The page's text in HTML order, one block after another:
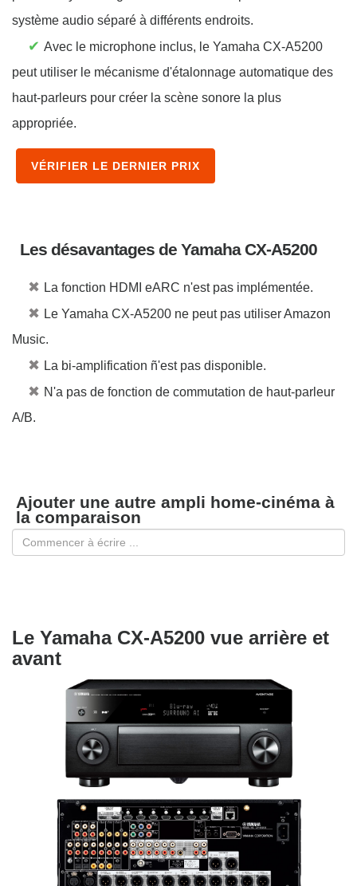
système audio séparé à différents endroits.
✔ Avec le microphone inclus, le Yamaha CX-A5200
peut utiliser le mécanisme d'étalonnage automatique des
haut-parleurs pour créer la scène sonore la plus
appropriée.
VÉRIFIER LE DERNIER PRIX
Les désavantages de Yamaha CX-A5200
✖ La fonction HDMI eARC n'est pas implémentée.
✖ Le Yamaha CX-A5200 ne peut pas utiliser Amazon
Music.
✖ La bi-amplification ñ'est pas disponible.
✖ N'a pas de fonction de commutation de haut-parleur
A/B.
Ajouter une autre ampli home-cinéma à
la comparaison
Le Yamaha CX-A5200 vue arrière et
avant